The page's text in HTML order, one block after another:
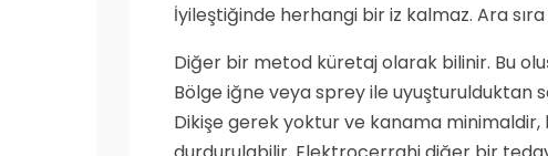
İyileştiğinde herhangi bir iz kalmaz. Ara
Diğer bir metod küretaj olarak bilinir. Bu
Bölge iğne veya sprey ile uyuşturulduktan
Dikişe gerek yoktur ve kanama minimaldir,